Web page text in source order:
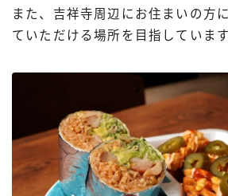
また、吉祥寺周辺にお住まいの方
ていただける場所を目指しています